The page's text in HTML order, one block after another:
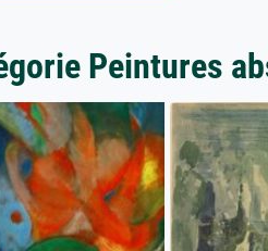
Peintures